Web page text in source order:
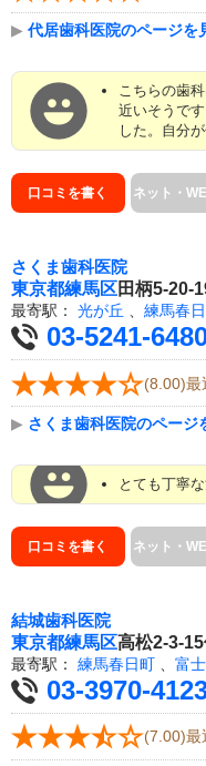
▶ 代居歯科医院のページを
こちらの歯
近いそうで
した。自分
口コミを書く ネット・
さくま歯科医院
東京都練馬区田柄5-20-
最寄駅： 光が丘 練馬春
03-5241-
(8.00)最
▶ さくま歯科医院のページ
とても丁寧
口コミを書く ネット・
結城歯科医院
東京都練馬区高松2-3-
最寄駅： 練馬春日町 富
03-3970-
(7.00)最